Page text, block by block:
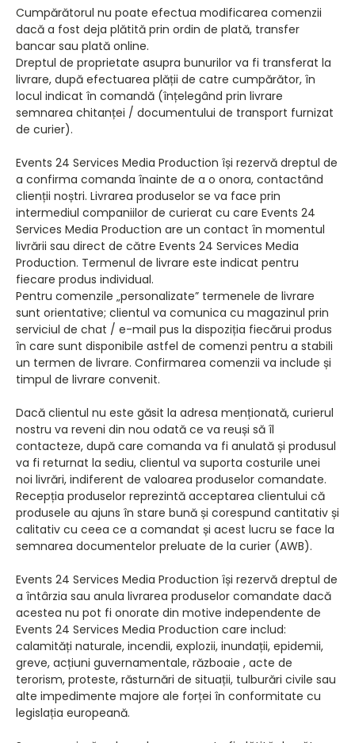
Cumpărătorul nu poate efectua modificarea comenzii
dacă a fost deja plătită prin ordin de plată, transfer
bancar sau plată online.
Dreptul de proprietate asupra bunurilor va fi transferat la
livrare, după efectuarea plății de catre cumpărător, în
locul indicat în comandă (înțelegând prin livrare
semnarea chitanței / documentului de transport furnizat
de curier).
Events 24 Services Media Production își rezervă dreptul de
a confirma comanda înainte de a o onora, contactând
clienții noștri. Livrarea produselor se va face prin
intermediul companiilor de curierat cu care Events 24
Services Media Production are un contact în momentul
livrării sau direct de către Events 24 Services Media
Production. Termenul de livrare este indicat pentru
fiecare produs individual.
Pentru comenzile „personalizate” termenele de livrare
sunt orientative; clientul va comunica cu magazinul prin
serviciul de chat / e-mail pus la dispoziția fiecărui produs
în care sunt disponibile astfel de comenzi pentru a stabili
un termen de livrare. Confirmarea comenzii va include și
timpul de livrare convenit.
Dacă clientul nu este găsit la adresa menționată, curierul
nostru va reveni din nou odată ce va reuși să îl
contacteze, după care comanda va fi anulată și produsul
va fi returnat la sediu, clientul va suporta costurile unei
noi livrări, indiferent de valoarea produselor comandate.
Recepția produselor reprezintă acceptarea clientului că
produsele au ajuns în stare bună și corespund cantitativ și
calitativ cu ceea ce a comandat și acest lucru se face la
semnarea documentelor preluate de la curier (AWB).
Events 24 Services Media Production își rezervă dreptul de
a întârzia sau anula livrarea produselor comandate dacă
acestea nu pot fi onorate din motive independente de
Events 24 Services Media Production care includ:
calamități naturale, incendii, explozii, inundații, epidemii,
greve, acțiuni guvernamentale, războaie , acte de
terorism, proteste, răsturnări de situații, tulburări civile sau
alte impedimente majore ale forței în conformitate cu
legislația europeană.